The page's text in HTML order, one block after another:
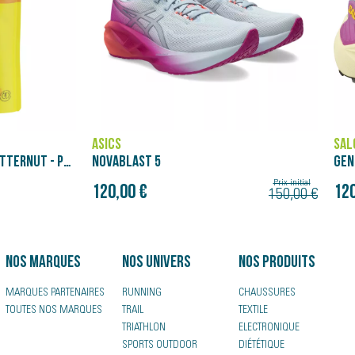
SALOMON
GENESIS
120,00 € Prix initial
150,00 €
Nos marques
MARQUES PARTENAIRES
TOUTES NOS MARQUES
Nos univers
RUNNING
TRAIL
TRIATHLON
SPORTS OUTDOOR
Nos produits
CHAUSSURES
TEXTILE
ELECTRONIQUE
DIÉTÉTIQUE